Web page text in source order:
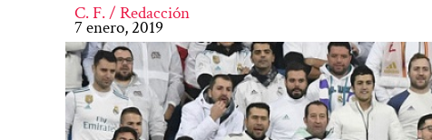
C. F. / Redacción
7 enero, 2019